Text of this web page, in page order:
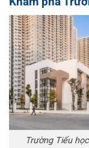
Trường Tiểu